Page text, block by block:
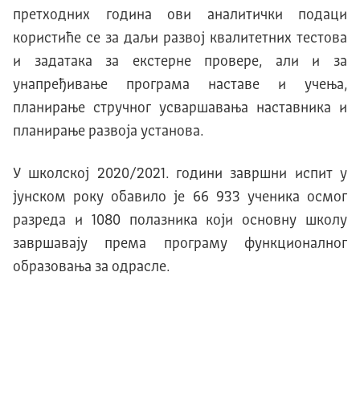
претходних година ови аналитички подаци
користиће се за даљи развој квалитетних тестова
и задатака за екстерне провере, али и за
унапређивање програма наставе и учења,
планирање стручног усваршавања наставника и
планирање развоја установа.
У школској 2020/2021. години завршни испит у
јунском року обавило је 66 933 ученика осмог
разреда и 1080 полазника који основну школу
завршавају према програму функционалног
образовања за одрасле.